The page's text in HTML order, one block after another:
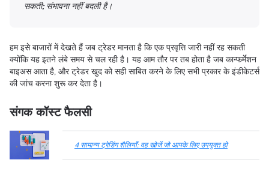
सकती; संभावना नहीं बदली है।
हम इसे बाजारों में देखते हैं जब ट्रेडर मानता ​​​​है कि एक प्रवृत्ति जारी नहीं रह सकती
क्योंकि यह इतने लंबे समय से चल रही है। यह आम तौर पर तब होता है जब कान्फर्मेशन
बाइअस आता है, और ट्रेडर खुद को सही साबित करने के लिए सभी प्रकार के इंडीकेटर्स
की जांच करना शुरू कर देता है।
संगक कॉस्ट फैलसी
4 सामान्य ट्रेडिंग शैलियाँ: वह खोजें जो आपके लिए उपयुक्त हो